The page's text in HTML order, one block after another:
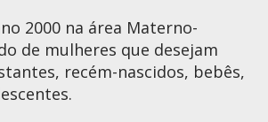
2000 na área Materno-
de mulheres que desejam
recém-nascidos, bebês,